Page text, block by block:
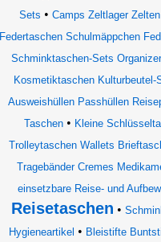
Sets • Camps Zeltlager
Federtaschen Schulmäppchen
Schminktaschen-Sets
Kosmetiktaschen
Ausweishüllen Passhüllen
Taschen• Kleine
Trolleytaschen Wallets
Tragebänder Cremes
einsetzbare Reise- und
Reisetaschen •
Hygieneartikel • Bleistifte